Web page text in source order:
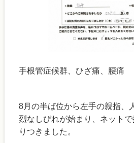
手根管症候群、ひざ痛、腰痛
8月の半ば位から左手の親指、
烈なしびれが始まり、ネット
りつきました。